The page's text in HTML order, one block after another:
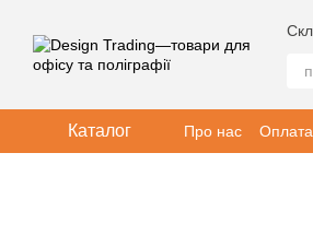
Каталог Про нас Оплата